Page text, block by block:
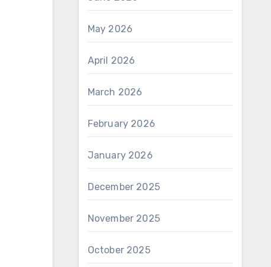
May 2026
April 2026
March 2026
February 2026
January 2026
December 2025
November 2025
October 2025